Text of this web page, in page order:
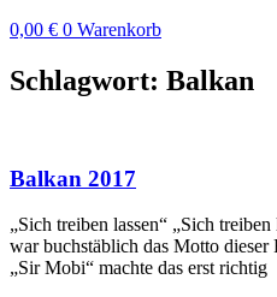
0,00 € 0 Warenkorb
Schlagwort: Balkan
Balkan 2017
„Sich treiben lassen“ „Sich
war buchstäblich das Motto dieser
„Sir Mobi“ machte das erst richtig